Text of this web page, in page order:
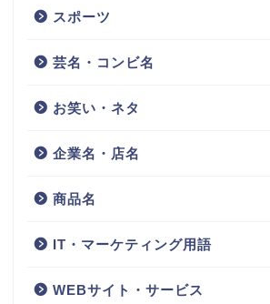
スポーツ
芸名・コンビ名
お笑い・ネタ
企業名・店名
商品名
IT・マーケティング用語
WEBサイト・サービス